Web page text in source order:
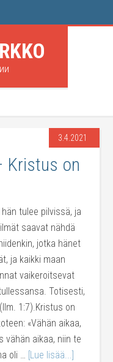
3.4.2021
Kristus on
hän tulee pilvissä, ja
saavat nähdä
jotka hänet
ja kaikki maan
vaikeroitsevat
Totisesti,
1:7).Kristus on
«Vähän aikaa,
vähän aikaa, niin te
oli … [Lue lisää...]